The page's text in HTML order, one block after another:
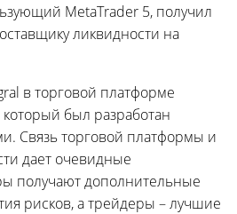
MetaTrader 5, получил
ликвидности на
в торговой платформе
был разработан
Связь торговой платформы и
дает очевидные
получают дополнительные
рисков, а трейдеры – лучшие